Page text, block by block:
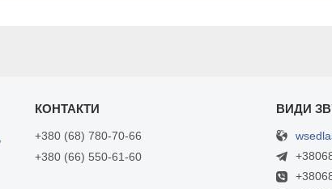
+380 (68) 780-70-66
+380 (66) 550-61-60